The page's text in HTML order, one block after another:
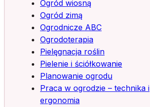
Ogród wiosną
Ogród zimą
Ogrodnicze ABC
Ogrodoterapia
Pielęgnacja roślin
Pielenie i ściółkowanie
Planowanie ogrodu
Praca w ogrodzie – technika i
ergonomia